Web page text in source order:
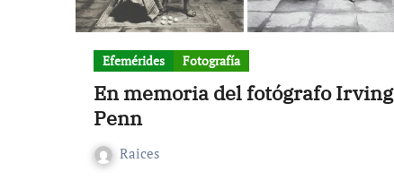
Efemérides Fotografía
En memoria del fotógrafo Irving
Penn
Raices